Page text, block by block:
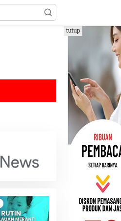
tutup